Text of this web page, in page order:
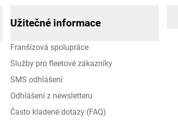
Užitečné informace
Franšízová spolupráce
Služby pro fleetové zákazníky
SMS odhlášení
Odhlášení z newsletteru
Často kladené dotazy (FAQ)